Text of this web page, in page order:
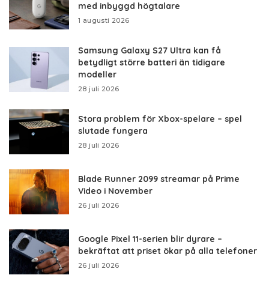
med inbyggd högtalare
1 augusti 2026
Samsung Galaxy S27 Ultra kan få
betydligt större batteri än tidigare
modeller
28 juli 2026
Stora problem för Xbox-spelare – spel
slutade fungera
28 juli 2026
Blade Runner 2099 streamar på Prime
Video i November
26 juli 2026
Google Pixel 11-serien blir dyrare –
bekräftat att priset ökar på alla telefoner
26 juli 2026